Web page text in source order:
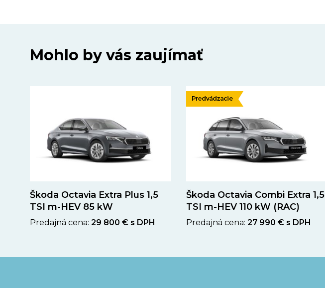
Mohlo by vás zaujímať
Škoda Octavia Extra Plus 1,5
TSI m-HEV 85 kW
Predajná cena: 29 800 € s DPH
Škoda Octavia Combi Extra 1,5
TSI m-HEV 110 kW (RAC)
Predajná cena: 27 990 € s DPH